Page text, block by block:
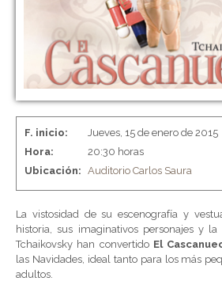
F. inicio:
Jueves, 15 de enero de 2015
Hora:
20:30 horas
Ubicación: Auditorio Carlos Saura
La vistosidad de su escenografía y
historia, sus imaginativos personajes y
Tchaikovsky han convertido El
las Navidades, ideal tanto para los más
adultos.